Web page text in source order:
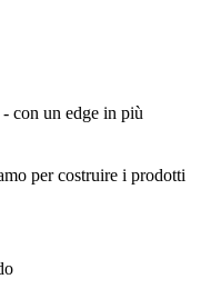
con un edge in più
per costruire i prodotti